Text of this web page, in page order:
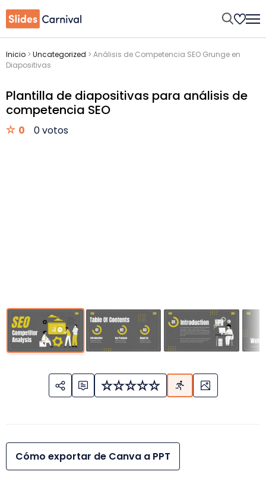
Inicio > Uncategorized > Análisis de Competencia SEO Grunge en
Diapositivas
Plantilla de diapositivas para análisis de
competencia SEO
0 0 votos
Cómo exportar de Canva a PPT